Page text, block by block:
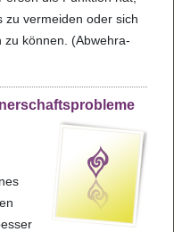
zu ver­mei­den oder sich
zu kön­nen. (Abwehr­a­